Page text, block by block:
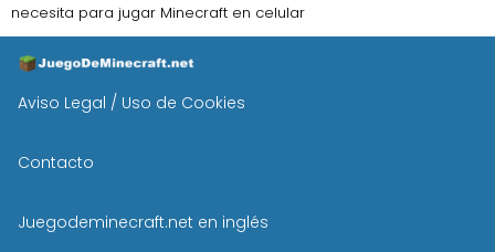
necesita para jugar Minecraft en celular
Aviso Legal / Uso de Cookies
Contacto
Juegodeminecraft.net en inglés